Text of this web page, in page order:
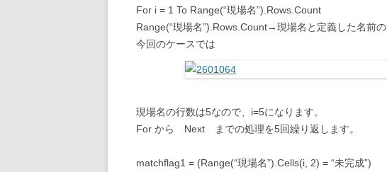
For i = 1 To Range(“現場名”).Rows.Count
Range(“現場名”).Rows.Count→現場名と定義した名前
今回のケースでは
現場名の行数は5なので、i=5になります。
For から Next までの処理を5回繰り返します。
matchflag1 = (Range(“現場名”).Cells(i, 2) = “未完成”)